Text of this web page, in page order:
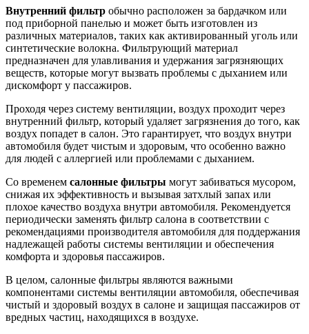
Внутренний фильтр обычно расположен за бардачком или
под приборной панелью и может быть изготовлен из
различных материалов, таких как активированный уголь или
синтетические волокна. Фильтрующий материал
предназначен для улавливания и удержания загрязняющих
веществ, которые могут вызвать проблемы с дыханием или
дискомфорт у пассажиров.
Проходя через систему вентиляции, воздух проходит через
внутренний фильтр, который удаляет загрязнения до того, как
воздух попадет в салон. Это гарантирует, что воздух внутри
автомобиля будет чистым и здоровым, что особенно важно
для людей с аллергией или проблемами с дыханием.
Со временем салонные фильтры могут забиваться мусором,
снижая их эффективность и вызывая затхлый запах или
плохое качество воздуха внутри автомобиля. Рекомендуется
периодически заменять фильтр салона в соответствии с
рекомендациями производителя автомобиля для поддержания
надлежащей работы системы вентиляции и обеспечения
комфорта и здоровья пассажиров.
В целом, салонные фильтры являются важными
компонентами системы вентиляции автомобиля, обеспечивая
чистый и здоровый воздух в салоне и защищая пассажиров от
вредных частиц, находящихся в воздухе.